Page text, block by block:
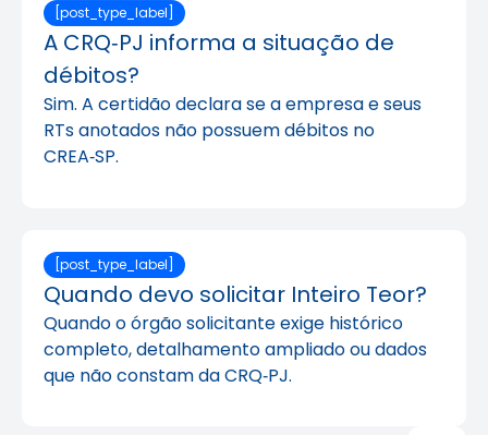
[post_type_label]
A CRQ‑PJ informa a situação de
débitos?
Sim. A certidão declara se a empresa e seus
RTs anotados não possuem débitos no
CREA‑SP.
[post_type_label]
Quando devo solicitar Inteiro Teor?
Quando o órgão solicitante exige histórico
completo, detalhamento ampliado ou dados
que não constam da CRQ‑PJ.